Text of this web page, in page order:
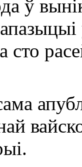
ў
сто